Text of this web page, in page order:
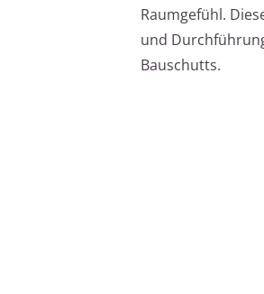
Raumgefühl.
und
Bauschutts.